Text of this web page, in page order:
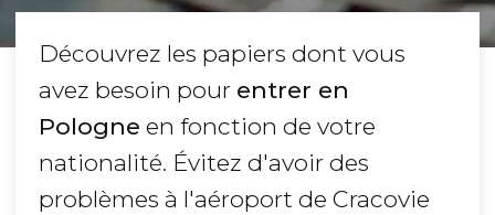
Découvrez les papiers dont vous
avez besoin pour entrer en
Pologne en fonction de votre
nationalité. Évitez d'avoir des
problèmes à l'aéroport de Cracovie